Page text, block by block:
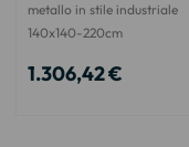
metallo in stile industriale
140x140-220cm
1.306,42 €